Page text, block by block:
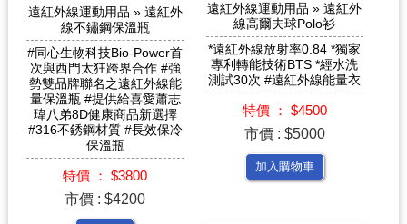
遠紅外線運動用品 » 遠紅外
線不鏽鋼保溫瓶
#同心生物科技Bio-Power首
次與西門太狂跨界合作 #強
勢雙品牌聯名之遠紅外線能
量保溫瓶 #提供給喜愛蕭志
瑋八弟8D健康商品新選擇
#316不銹鋼材質 #長效保冷
保溫瓶
特價 ： $3800
市價 : $4200
遠紅外線運動用品 » 遠紅外
線高爾夫球Polo衫
*遠紅外線放射率0.84 *獨家
專利轉能技術BTS *經水洗
測試30次 #遠紅外線能量衣
特價 ： $4500
市價 : $5000
加入購物車